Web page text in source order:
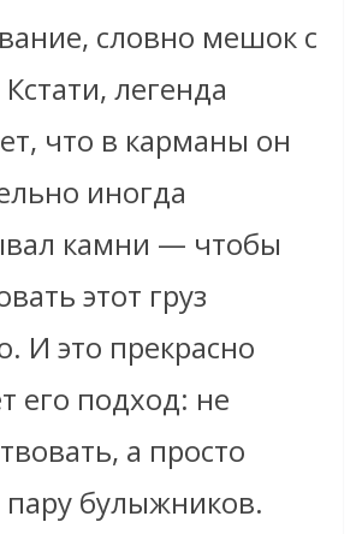
словно мешок с
легенда
что в карманы он
иногда
камни — чтобы
этот груз
И это прекрасно
его подход: не
а просто
булыжников.